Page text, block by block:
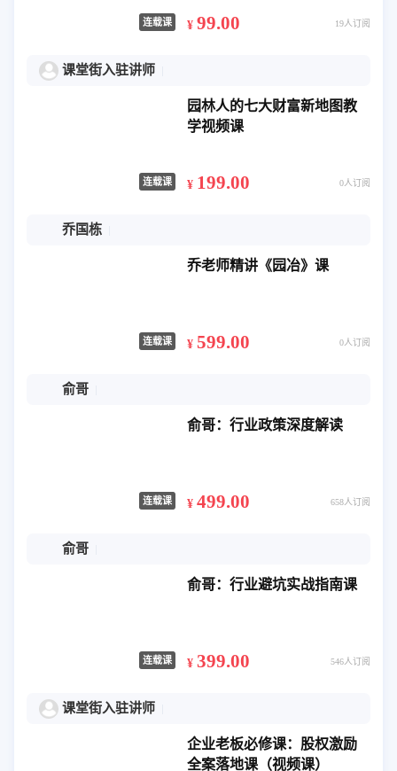
连载课 ¥ 99.00 19人订阅
课堂街入驻讲师
连载课
园林人的七大财富新地图教
学视频课
¥ 199.00 0人订阅
乔国栋
连载课
乔老师精讲《园冶》课
¥ 599.00 0人订阅
俞哥
连载课
俞哥：行业政策深度解读
¥ 499.00 658人订阅
俞哥
连载课
俞哥：行业避坑实战指南课
¥ 399.00 546人订阅
课堂街入驻讲师
企业老板必修课：股权激励
全案落地课（视频课）